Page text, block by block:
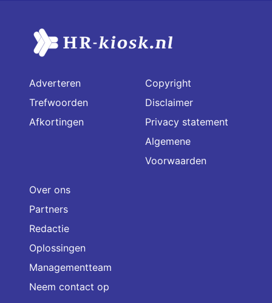
Adverteren
Trefwoorden
Afkortingen
Copyright
Disclaimer
Privacy statement
Algemene
Voorwaarden
Over ons
Partners
Redactie
Oplossingen
Managementteam
Neem contact op